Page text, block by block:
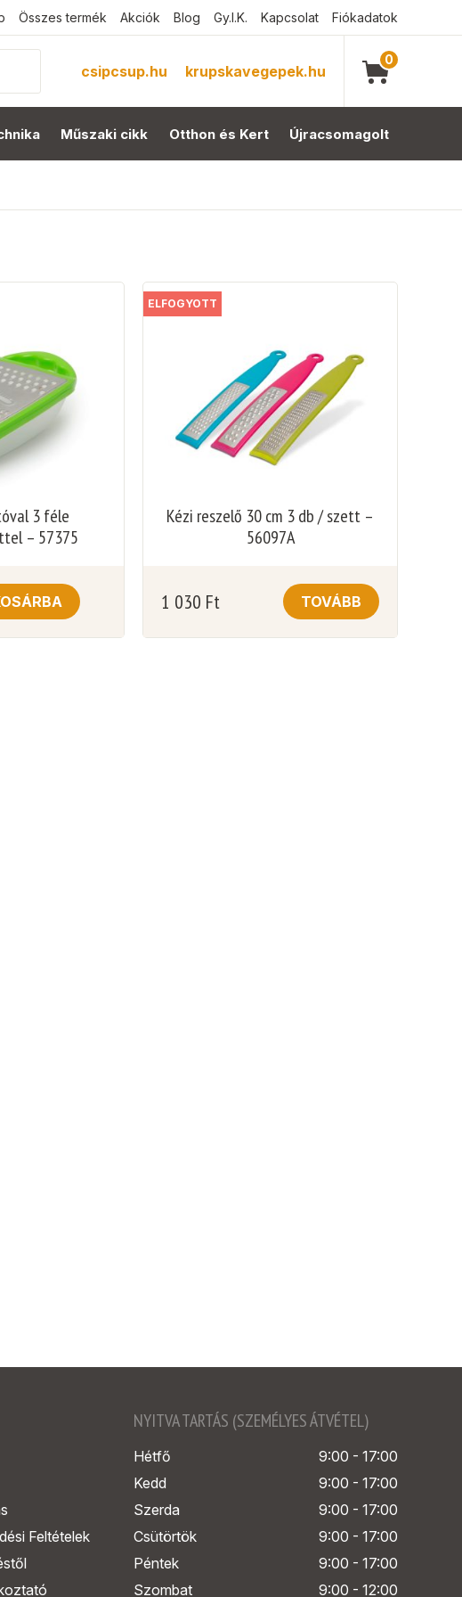
Összes termék Akciók Blog Gy.I.K. Kapcsolat Fiókadatok
csipcsup.hu krupskavegepek.hu
0
Műszaki cikk Otthon és Kert Újracsomagolt
3 féle
– 57375
ELFOGYOTT
Kézi reszelő 30 cm 3 db / szett –
56097A
1 030 Ft TOVÁBB
Feltételek
NYITVA TARTÁS (SZEMÉLYES ÁTVÉTEL)
Hétfő
9:00 - 17:00
Kedd
9:00 - 17:00
Szerda
9:00 - 17:00
Csütörtök
9:00 - 17:00
Péntek
9:00 - 17:00
Szombat
9:00 - 12:00